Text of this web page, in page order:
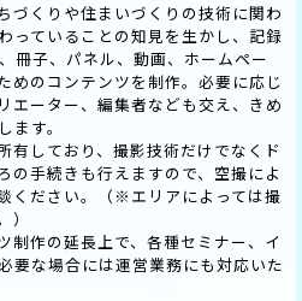
づくりや住まいづくりの技術に関わ
っていることの知見を生かし、記録
冊子、パネル、動画、ホームペー
めのコンテンツを制作。必要に応じ
エーター、編集者なども交え、きめ
す。
有しており、撮影技術だけでなくド
の手続きも行えますので、空撮によ
ください。（※エリアによっては撮
制作の延長上で、各種セミナー、イ
要な場合には運営業務にも対応いた